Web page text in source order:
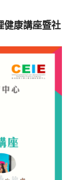
健康講座暨社